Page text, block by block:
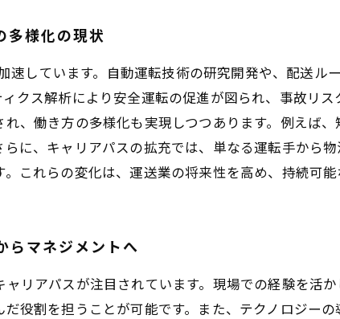
多様化の現状
速しています。自動運転技術の研究開発や、配送ル
クス解析により安全運転の促進が図られ、事故リ
、働き方の多様化も実現しつつあります。例えば
に、キャリアパスの拡充では、単なる運転手から
これらの変化は、運送業の将来性を高め、持続可能
らマネジメントへ
リアパスが注目されています。現場での経験を活
役割を担うことが可能です。また、テクノロジー